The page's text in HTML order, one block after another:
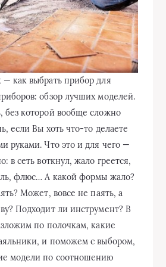
как выбрать прибор для
обзор лучших моделей.
которой вообще сложно
если Вы хоть что-то делаете
руками. Что это и для чего —
в сеть воткнул, жало греется,
флюс… А какой формы жало?
Может, вовсе не паять, а
Подходит ли инструмент? В
по полочкам, какие
и поможем с выбором,
модели по соотношению